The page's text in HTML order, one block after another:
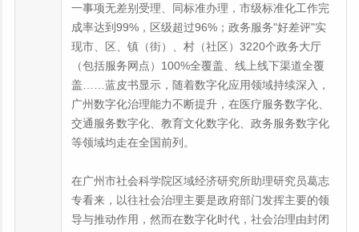
一事项无差别受理、同标准办理，市级标准化工作完
成率达到99%，区级超过96%；政务服务"好差评"实
现市、区、镇（街）、村（社区）3220个政务大厅
（包括服务网点）100%全覆盖、线上线下渠道全覆
盖……蓝皮书显示，随着数字化应用领域持续深入，
广州数字化治理能力不断提升，在医疗服务数字化、
交通服务数字化、教育文化数字化、政务服务数字化
等领域均走在全国前列。
在广州市社会科学院区域经济研究所助理研究员葛志
专看来，以往社会治理主要是政府部门发挥主要的领
导与推动作用，然而在数字化时代，社会治理由封闭